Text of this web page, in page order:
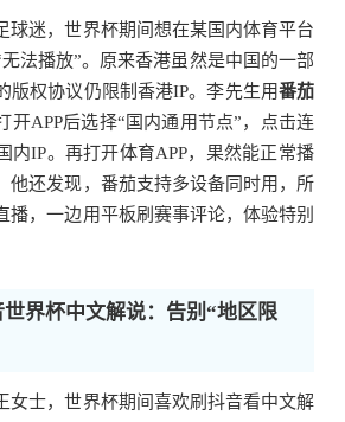
球迷，世界杯期间想在某国内体育平台
法播放”。原来香港虽然是中国的一部
版权协议仍限制香港IP。李先生用番茄
开APP后选择“国内通用节点”，点击连
内IP。再打开体育APP，果然能正常播
他还发现，番茄支持多设备同时用，所
播，一边用平板刷赛事评论，体验特别
界杯中文解说：告别“地区限
女士，世界杯期间喜欢刷抖音看中文解